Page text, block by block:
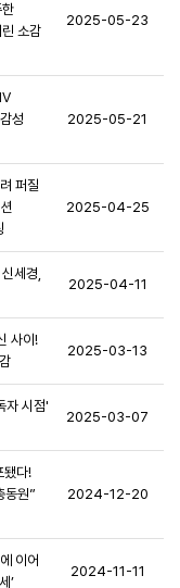
소감
2025-05-23
성
2025-05-21
퍼질
2025-04-25
세경,
2025-04-11
사이!
2025-03-13
자 시점'
2025-03-07
됐다!
동원”
2024-12-20
이어
’
2024-11-11